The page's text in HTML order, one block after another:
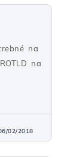
na
na
02/2018